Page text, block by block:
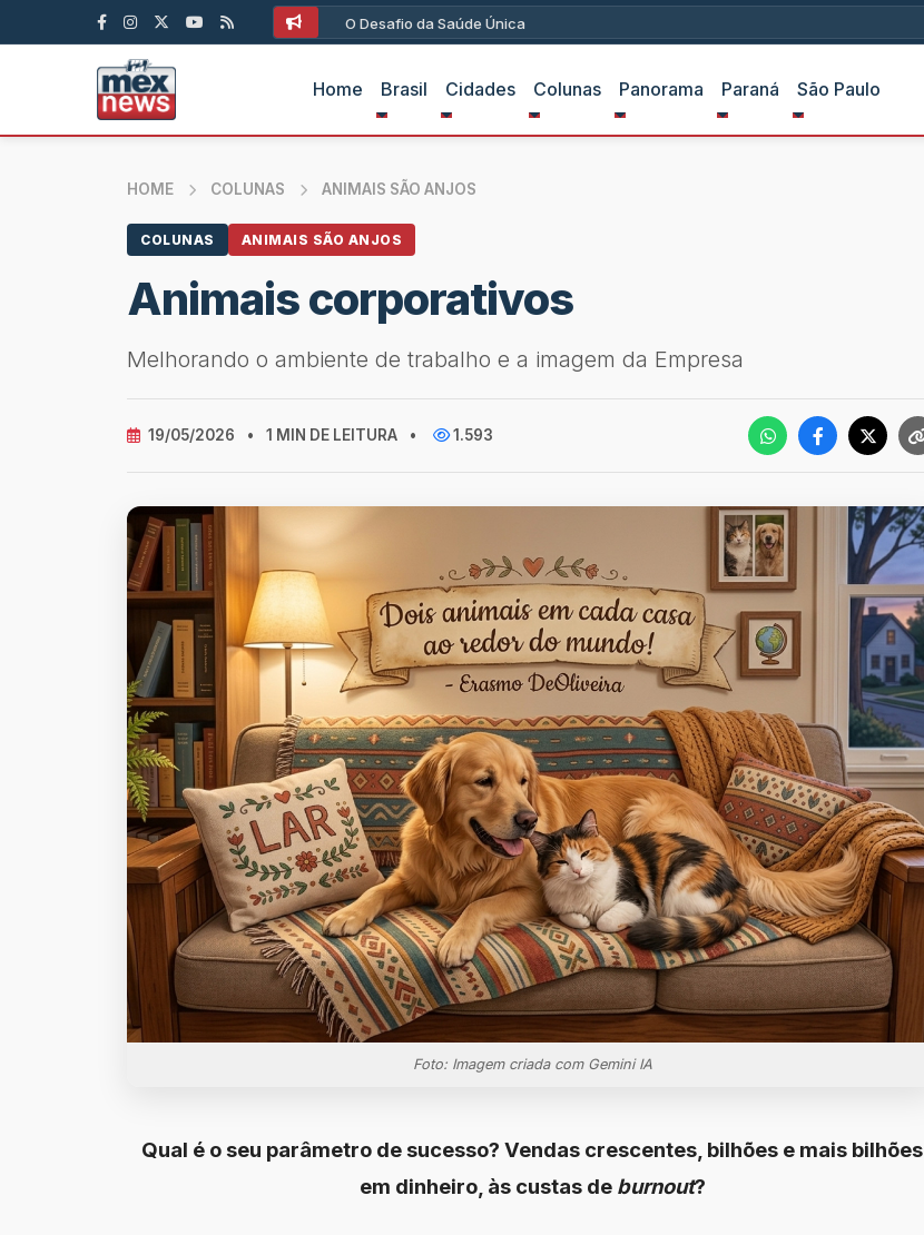
O Desafio da Saúde Única
Home Brasil Cidades Colunas Panorama Paraná São Paulo
HOME COLUNAS ANIMAIS SÃO ANJOS
COLUNAS ANIMAIS SÃO ANJOS
Animais corporativos
Melhorando o ambiente de trabalho e a imagem da Empresa
19/05/2026 • 1 MIN DE LEITURA • 1.593
Foto: Imagem criada com Gemini IA
Qual é o seu parâmetro de sucesso? Vendas crescentes, bilhões e mais bilhões
em dinheiro, às custas de burnout?